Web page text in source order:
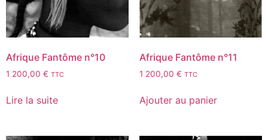
Afrique Fantôme n°10
1 200,00 € TTC
Lire la suite
Afrique Fantôme n°11
1 200,00 € TTC
Ajouter au panier